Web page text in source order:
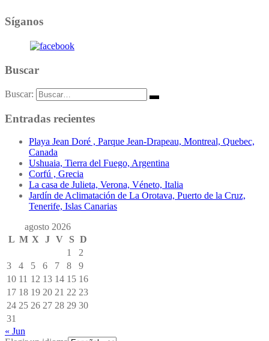
Síganos
Buscar
Buscar:
Entradas recientes
Playa Jean Doré , Parque Jean-Drapeau, Montreal, Quebec,
Canada
Ushuaia, Tierra del Fuego, Argentina
Corfú , Grecia
La casa de Julieta, Verona, Véneto, Italia
Jardín de Aclimatación de La Orotava, Puerto de la Cruz,
Tenerife, Islas Canarias
agosto 2026
L M X J V S D
1
2
3
4 5 6 7 8
9
10 11 12 13 14 15 16
17 18 19 20 21 22 23
24 25 26 27 28 29 30
31
« Jun